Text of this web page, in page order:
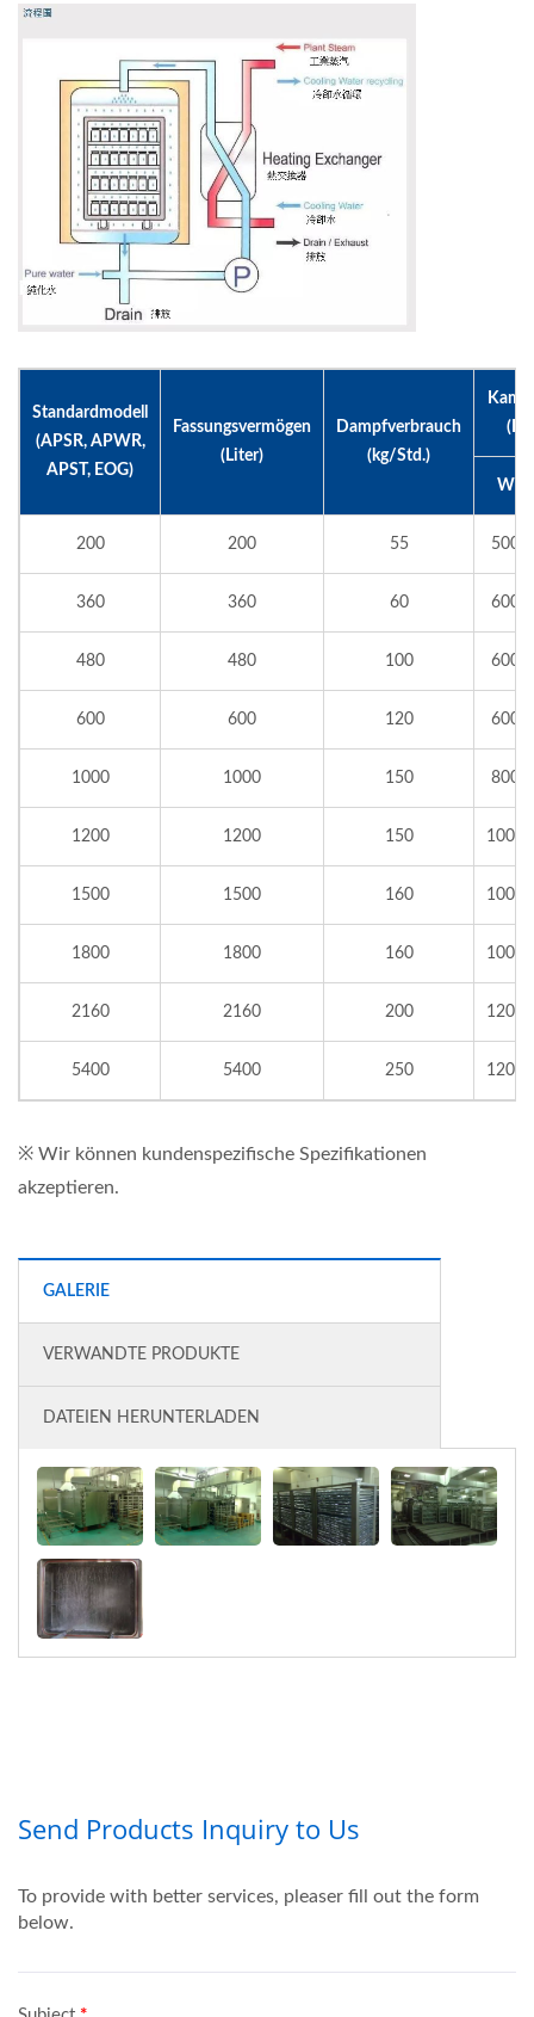
Standardmodell
(APSR, APWR,
APST, EOG)
Fassungsvermögen
(Liter)
Dampfverbrauch
(kg/Std.)
(B
W
200 200 55 500
360 360 60 600
480 480 100 600
600 600 120 600
1000 1000 150 800
1200 1200 150 1000
1500 1500 160 1000
1800 1800 160 1000
2160 2160 200 1200
5400 5400 250 1200
※ Wir können kundenspezifische Spezifikationen
akzeptieren.
GALERIE
VERWANDTE PRODUKTE
DATEIEN HERUNTERLADEN